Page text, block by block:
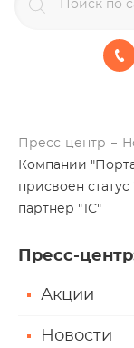
Пресс-центр
Компании
присвоен
партнер "1С"
Пресс-центр
Акции
Новости